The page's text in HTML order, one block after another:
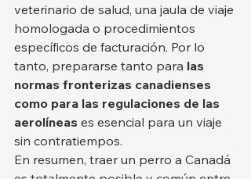
veterinario de salud, una jaula de viaje
homologada o procedimientos
específicos de facturación. Por lo
tanto, prepararse tanto para las
normas fronterizas canadienses
como para las regulaciones de las
aerolíneas es esencial para un viaje
sin contratiempos.
En resumen, traer un perro a Canadá